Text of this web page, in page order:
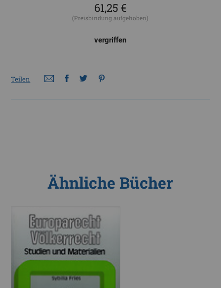
61,25 €
(Preisbindung aufgehoben)
vergriffen
Teilen
Ähnliche Bücher